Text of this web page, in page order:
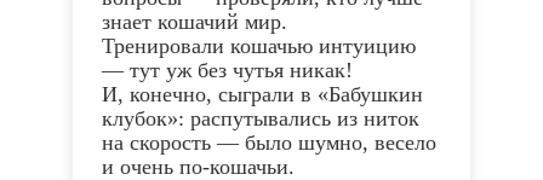
знает кошачий мир.
Тренировали кошачью интуицию
— тут уж без чутья никак!
И, конечно, сыграли в «Бабушкин
клубок»: распутывались из ниток
на скорость — было шумно, весело
и очень по-кошачьи.